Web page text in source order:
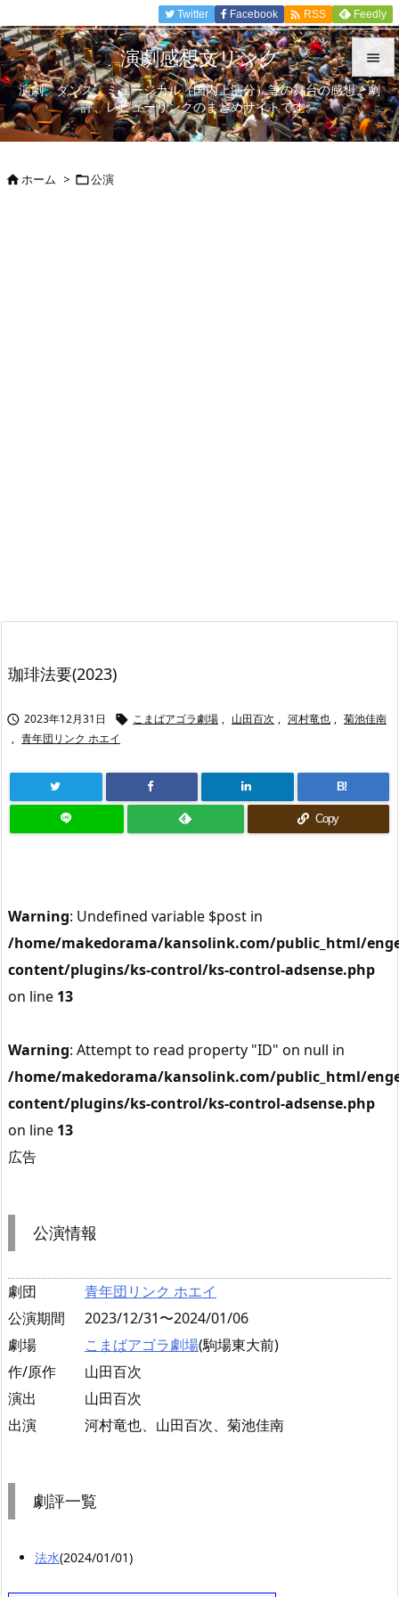


メニュ

Twitter Facebook  RSS Feedly
演劇感想文リンク
演劇、ダンス、ミュージカル（国内上演分）等の舞台の感想、劇
評、レビューリンクのまとめサイトです。
ホーム > 公演
珈琲法要(2023)
 2023年12月31日  こまばアゴラ劇場 , 山田百次 , 河村竜也 , 菊池佳南
, 青年団リンク ホエイ
B!
Copy
Warning: Undefined variable $post in
/home/makedorama/kansolink.com/public_html/
content/plugins/ks-control/ks-control-adsense.php
on line 13
Warning: Attempt to read property "ID" on null in
/home/makedorama/kansolink.com/public_html/
content/plugins/ks-control/ks-control-adsense.php
on line 13
広告
公演情報
劇団
青年団リンク ホエイ
公演期間
2023/12/31〜2024/01/06
劇場
こまばアゴラ劇場(駒場東大前)
作/原作
山田百次
演出
山田百次
出演
河村竜也、山田百次、菊池佳南
劇評一覧
法水(2024/01/01)